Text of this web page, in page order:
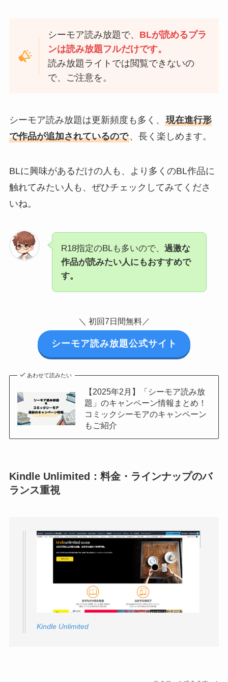
シーモア読み放題で、 BLが読めるプラ
ンは読み放題フルだけです。
読み放題ライトでは閲覧できないの
で、ご注意を。
シーモア読み放題は更新頻度も多く、 現在進行形
で作品が追加されているので、長く楽しめます。
BLに興味があるだけの人も、より多くのBL作品に
触れてみたい人も、ぜひチェックしてみてくださ
いね。
R18指定のBLも多いので、 過激な
作品が読みたい人にもおすすめで
す。
＼ 初回7日間無料／
シーモア読み放題公式サイト
あわせて読みたい
【2025年2月】「シーモア読み放
題」のキャンペーン情報まとめ！
コミックシーモアのキャンペーン
もご紹介
Kindle Unlimited：料金・ラインナップのバ
ランス重視
Kindle Unlimited